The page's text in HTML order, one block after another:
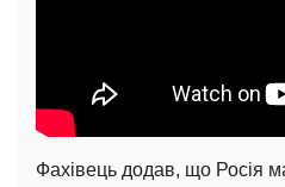
Фахівець додав, що Росія